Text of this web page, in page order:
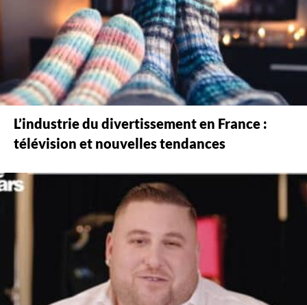
L’industrie du divertissement en France :
télévision et nouvelles tendances